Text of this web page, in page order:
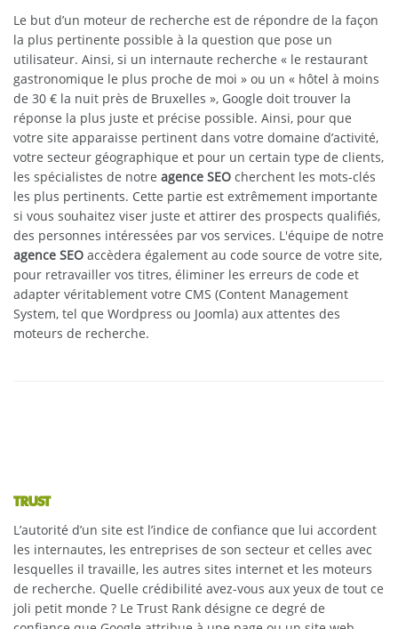
Le but d’un moteur de recherche est de répondre de la façon
la plus pertinente possible à la question que pose un
utilisateur. Ainsi, si un internaute recherche « le restaurant
gastronomique le plus proche de moi » ou un « hôtel à moins
de 30 € la nuit près de Bruxelles », Google doit trouver la
réponse la plus juste et précise possible. Ainsi, pour que
votre site apparaisse pertinent dans votre domaine d’activité,
votre secteur géographique et pour un certain type de clients,
les spécialistes de notre agence SEO cherchent les mots-clés
les plus pertinents. Cette partie est extrêmement importante
si vous souhaitez viser juste et attirer des prospects qualifiés,
des personnes intéressées par vos services. L'équipe de notre
agence SEO accèdera également au code source de votre site,
pour retravailler vos titres, éliminer les erreurs de code et
adapter véritablement votre CMS (Content Management
System, tel que Wordpress ou Joomla) aux attentes des
moteurs de recherche.
TRUST
L’autorité d’un site est l’indice de confiance que lui accordent
les internautes, les entreprises de son secteur et celles avec
lesquelles il travaille, les autres sites internet et les moteurs
de recherche. Quelle crédibilité avez-vous aux yeux de tout ce
joli petit monde ? Le Trust Rank désigne ce degré de